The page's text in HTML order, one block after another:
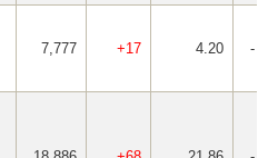
7,777 +17 4.20 -